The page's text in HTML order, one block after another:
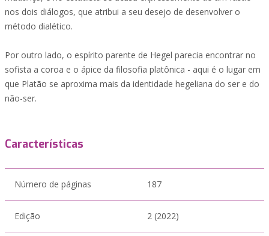
nos dois diálogos, que atribui a seu desejo de desenvolver o
método dialético.
Por outro lado, o espírito parente de Hegel parecia encontrar no
sofista a coroa e o ápice da filosofia platônica - aqui é o lugar em
que Platão se aproxima mais da identidade hegeliana do ser e do
não-ser.
Características
Número de páginas 187
Edição 2 (2022)